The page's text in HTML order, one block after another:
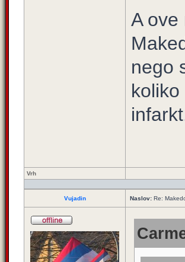
A ove
nego
Vrh
Vujadin Naslov: Re: